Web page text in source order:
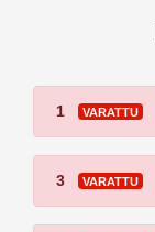
1 VARATTU
3 VARATTU